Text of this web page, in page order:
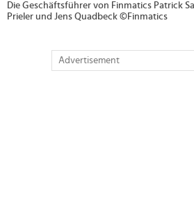
Die Geschäftsführer von Finmatics Patrick
Prieler und Jens Quadbeck ©Finmatics
Advertisement